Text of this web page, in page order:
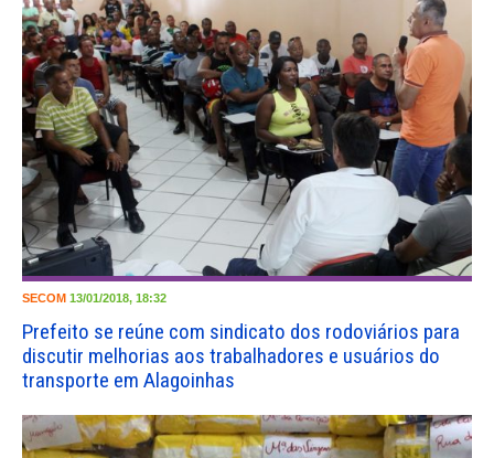
SECOM 13/01/2018, 18:32
Prefeito se reúne com sindicato dos rodoviários para
discutir melhorias aos trabalhadores e usuários do
transporte em Alagoinhas